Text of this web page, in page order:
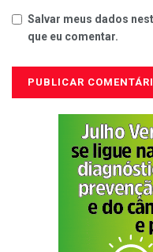
Salvar meus dados
que eu comentar.